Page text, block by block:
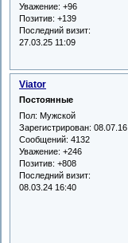
Уважение: +96
Позитив: +139
Последний визит:
27.03.25 11:09
Viator
Постоянные
Пол: Мужской
Зарегистрирован: 08.07.16
Сообщений: 4132
Уважение: +246
Позитив: +808
Последний визит:
08.03.24 16:40